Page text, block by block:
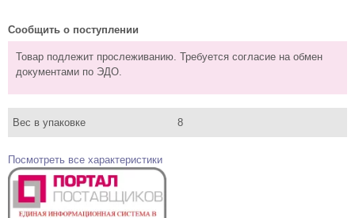
Сообщить о поступлении
Товар подлежит прослеживанию. Требуется согласие на обмен
документами по ЭДО.
Вес в упаковке 8
Посмотреть все характеристики